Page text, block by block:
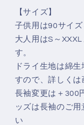
ネ
タ
T
ャ
ツ
の
数
量
タ
T
ャ
ツ
の
数
量
【サイズ】
子供用は90サイ
大人用はS～
す。
ドライ生地は綿
すので、詳しくは
長袖変更は＋300
ッズは長袖のご
い